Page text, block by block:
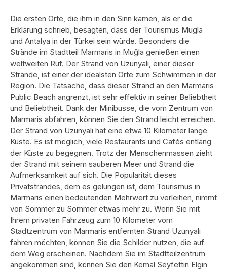
Die ersten Orte, die ihm in den Sinn kamen, als er die
Erklärung schrieb, besagten, dass der Tourismus Mugla
und Antalya in der Türkei sein würde. Besonders die
Strände im Stadtteil Marmaris in Muğla genießen einen
weltweiten Ruf. Der Strand von Uzunyalı, einer dieser
Strände, ist einer der idealsten Orte zum Schwimmen in der
Region. Die Tatsache, dass dieser Strand an den Marmaris
Public Beach angrenzt, ist sehr effektiv in seiner Beliebtheit
und Beliebtheit. Dank der Minibusse, die vom Zentrum von
Marmaris abfahren, können Sie den Strand leicht erreichen.
Der Strand von Uzunyalı hat eine etwa 10 Kilometer lange
Küste. Es ist möglich, viele Restaurants und Cafés entlang
der Küste zu begegnen. Trotz der Menschenmassen zieht
der Strand mit seinem sauberen Meer und Strand die
Aufmerksamkeit auf sich. Die Popularität dieses
Privatstrandes, dem es gelungen ist, dem Tourismus in
Marmaris einen bedeutenden Mehrwert zu verleihen, nimmt
von Sommer zu Sommer etwas mehr zu. Wenn Sie mit
Ihrem privaten Fahrzeug zum 10 Kilometer vom
Stadtzentrum von Marmaris entfernten Strand Uzunyalı
fahren möchten, können Sie die Schilder nutzen, die auf
dem Weg erscheinen. Nachdem Sie im Stadtteilzentrum
angekommen sind, können Sie den Kemal Seyfettin Elgin